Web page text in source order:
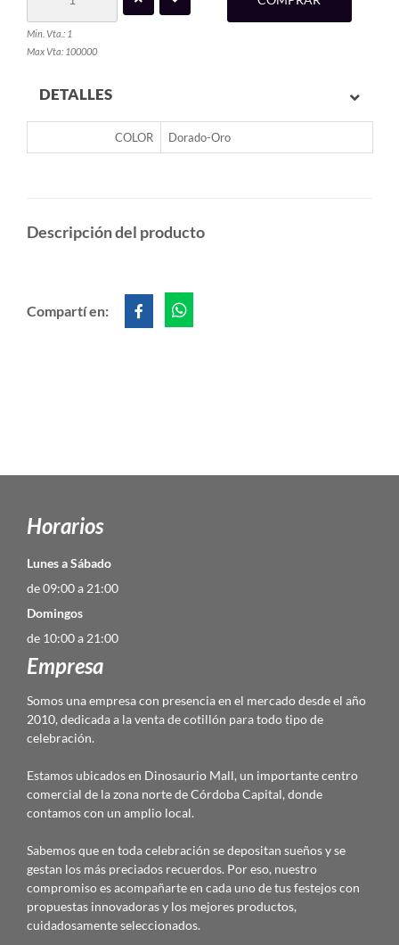
Min. Vta.: 1
Max Vta: 100000
DETALLES
COLOR Dorado-Oro
Descripción del producto
Compartí en:
Horarios
Lunes a Sábado
de 09:00 a 21:00
Domingos
de 10:00 a 21:00
Empresa
Somos una empresa con presencia en el mercado desde el año
2010, dedicada a la venta de cotillón para todo tipo de
celebración.
Estamos ubicados en Dinosaurio Mall, un importante centro
comercial de la zona norte de Córdoba Capital, donde
contamos con un amplio local.
Sabemos que en toda celebración se depositan sueños y se
gestan los más preciados recuerdos. Por eso, nuestro
compromiso es acompañarte en cada uno de tus festejos con
propuestas innovadoras y los mejores productos,
cuidadosamente seleccionados.